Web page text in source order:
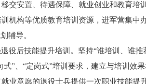
交安置、待遇保障、就业创业和教育
机构等优质教育培训资源，进军营集中
辅导。
退役后技能提升培训。 坚持“谁培训、谁
式”、“定岗式”培训要求，建立与培训效
业意愿的退役士兵提供一次职业技能